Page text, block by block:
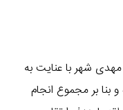
شهر با عنایت به
بنا بر مجموع انجام